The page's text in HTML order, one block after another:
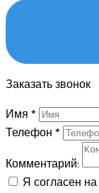
Заказать звонок
Имя*
Телефон*
Комментарий:
Я согласен на